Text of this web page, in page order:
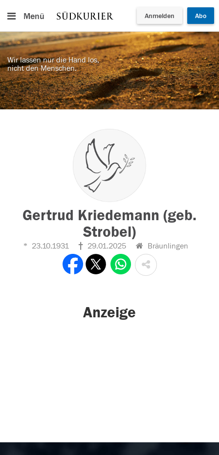
Menü Anmelden Abo
Wir lassen nur die Hand los,
nicht den Menschen.
Gertrud Kriedemann (geb.
Strobel)
23.10.1931 29.01.2025 Bräunlingen
Anzeige